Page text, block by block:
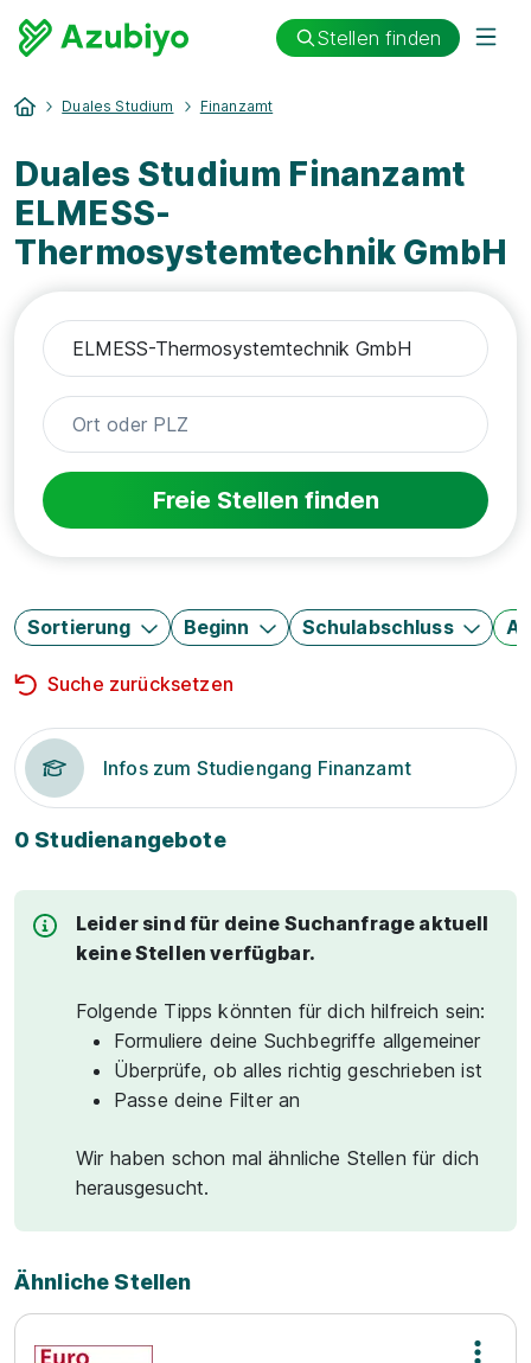
Stellen finden
Duales Studium Finanzamt
Duales Studium Finanzamt
ELMESS-
Thermosystemtechnik GmbH
Freie Stellen finden
Sortierung Beginn Schulabschluss
Suche zurücksetzen
Infos zum Studiengang Finanzamt
0 Studienangebote
Leider sind für deine Suchanfrage aktuell
keine Stellen verfügbar.
Folgende Tipps könnten für dich hilfreich sein:
Formuliere deine Suchbegriffe allgemeiner
Überprüfe, ob alles richtig geschrieben ist
Passe deine Filter an
Wir haben schon mal ähnliche Stellen für dich
herausgesucht.
Ähnliche Stellen